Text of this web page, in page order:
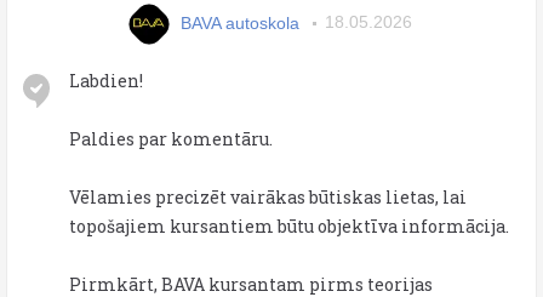
BAVA autoskola 18.05.2026
Labdien!
Paldies par komentāru.
Vēlamies precizēt vairākas būtiskas lietas, lai
topošajiem kursantiem būtu objektīva informācija.
Pirmkārt, BAVA kursantam pirms teorijas